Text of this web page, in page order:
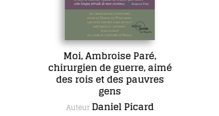
Moi, Ambroise Paré,
chirurgien de guerre, aimé
des rois et des pauvres
gens
Auteur Daniel Picard